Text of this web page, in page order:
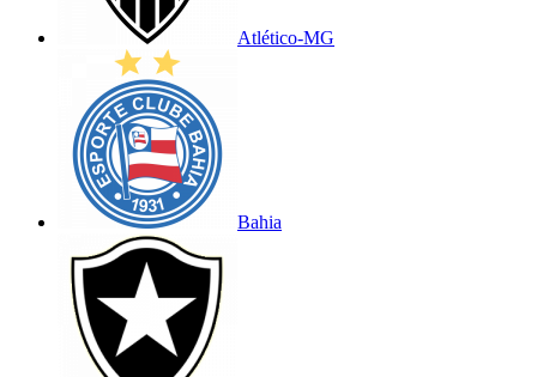
Atlético-MG
Bahia